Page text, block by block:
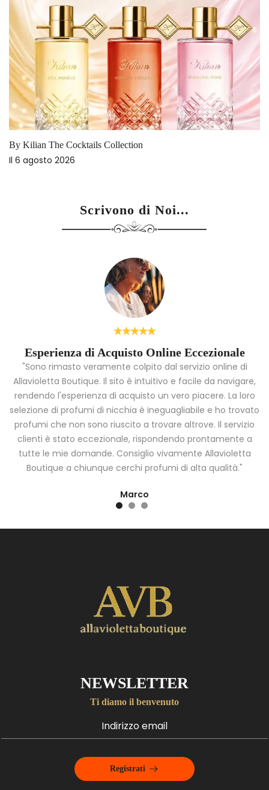
By Kilian The Cocktails Collection
Il 6 agosto 2026
Scrivono di Noi...
Esperienza di Acquisto Online Eccezionale
"Sono rimasto veramente colpito dal servizio online di
Allavioletta Boutique. Il sito è intuitivo e facile da navigare,
rendendo l'esperienza di acquisto un vero piacere. La loro
selezione di profumi di nicchia è ineguagliabile e ho trovato
profumi che non sono riuscito a trovare altrove. Il servizio
clienti è stato eccezionale, rispondendo prontamente a
tutte le mie domande. Consiglio vivamente Allavioletta
Boutique a chiunque cerchi profumi di alta qualità."
Marco
NEWSLETTER
Ti diamo il benvenuto
Registrati